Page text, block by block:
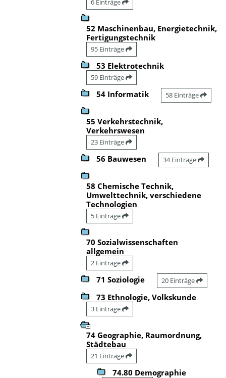
6 Einträge
52 Maschinenbau, Energietechnik,
Fertigungstechnik
95 Einträge
53 Elektrotechnik
59 Einträge
54 Informatik 58 Einträge
55 Verkehrstechnik,
Verkehrswesen
23 Einträge
56 Bauwesen 34 Einträge
58 Chemische Technik,
Umwelttechnik, verschiedene
Technologien
5 Einträge
70 Sozialwissenschaften
allgemein
2 Einträge
71 Soziologie 20 Einträge
73 Ethnologie, Volkskunde
3 Einträge
74 Geographie, Raumordnung,
Städtebau
21 Einträge
74.80 Demographie